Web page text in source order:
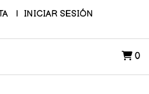
INICIAR SESIÓN
0